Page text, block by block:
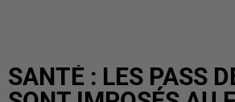
SANTÉ : LES PASS